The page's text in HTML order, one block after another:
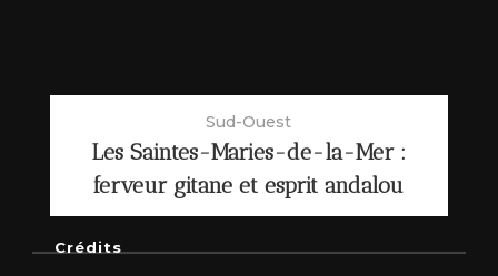
Sud-Ouest
Les Saintes-Maries-de-la-Mer :
ferveur gitane et esprit andalou
Crédits